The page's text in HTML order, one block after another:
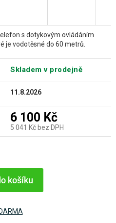
košíku
s dotykovým ovládáním
je vodotěsné do 60 metrů.
Skladem v prodejně
11.8.2026
6 100 Kč
5 041 Kč bez DPH
cena: